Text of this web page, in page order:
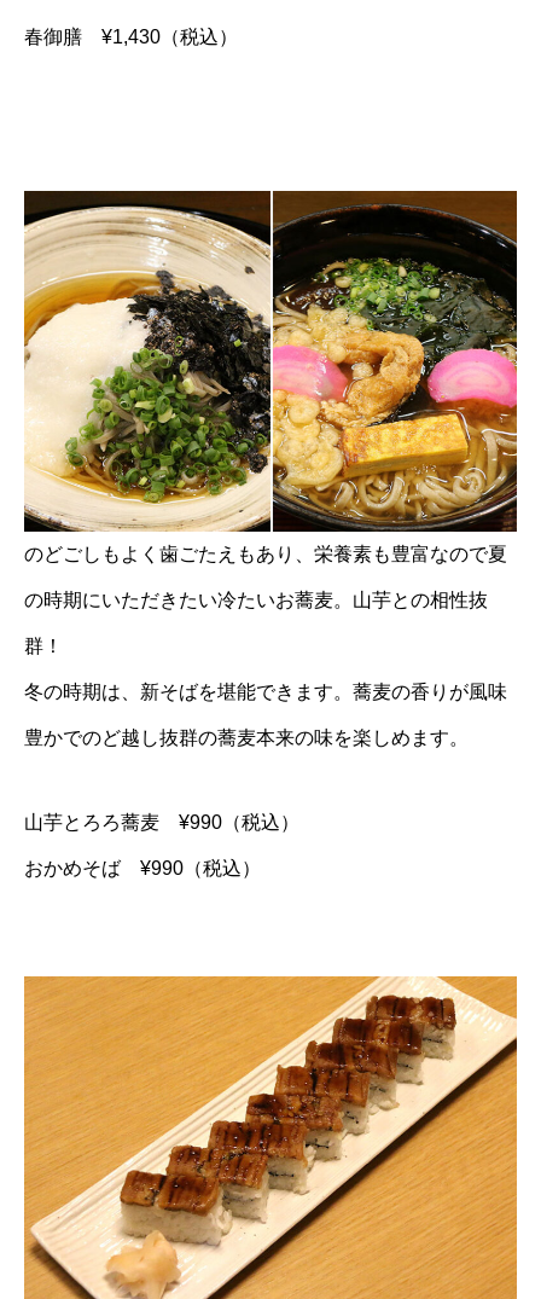
春御膳 ¥1,430（税込）
のどごしもよく歯ごたえもあり、栄養素も豊富なので夏
の時期にいただきたい冷たいお蕎麦。山芋との相性抜
群！
冬の時期は、新そばを堪能できます。蕎麦の香りが風味
豊かでのど越し抜群の蕎麦本来の味を楽しめます。
山芋とろろ蕎麦 ¥990（税込）
おかめそば ¥990（税込）